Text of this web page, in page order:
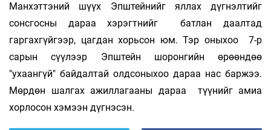
Манхэттэний шүүх Эпштейнийг яллах дүгнэлтийг
сонсгосны дараа хэрэгтнийг батлан ​​даалтад
гаргахгүйгээр, цагдан хорьсон юм. Тэр оныхоо 7-р
сарын сүүлээр Эпштейн шоронгийн өрөөндөө
"ухаангүй" байдалтай олдсоныхоо дараа нас баржээ.
Мөрдөн шалгах ажиллагааны дараа түүнийг амиа
хорлосон хэмээн дүгнэсэн.